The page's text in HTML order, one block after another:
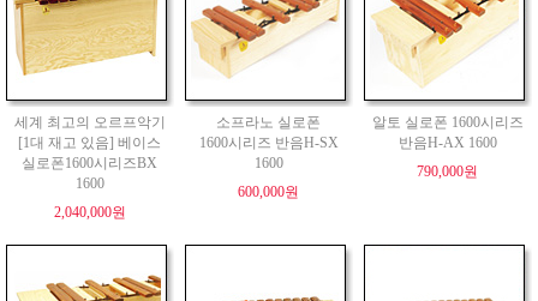
세계 최고의 오르프악기
[1대 재고 있음] 베이스
실로폰1600시리즈BX
1600
2,040,000원
소프라노 실로폰
1600시리즈 반음H-SX
1600
600,000원
알토 실로폰 1600시리즈
반음H-AX 1600
790,000원